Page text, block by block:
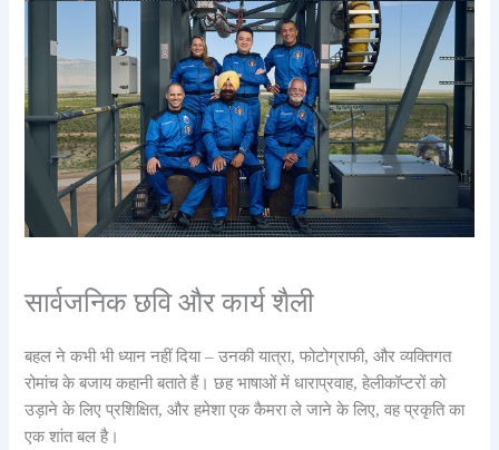
सार्वजनिक छवि और कार्य शैली
बहल ने कभी भी ध्यान नहीं दिया – उनकी यात्रा, फोटोग्राफी, और व्यक्तिगत
रोमांच के बजाय कहानी बताते हैं। छह भाषाओं में धाराप्रवाह, हेलीकॉप्टरों को
उड़ाने के लिए प्रशिक्षित, और हमेशा एक कैमरा ले जाने के लिए, वह प्रकृति का
एक शांत बल है।